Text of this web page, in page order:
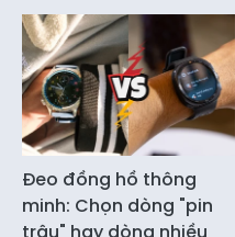
Đeo đồng hồ thông
minh: Chọn dòng "pin